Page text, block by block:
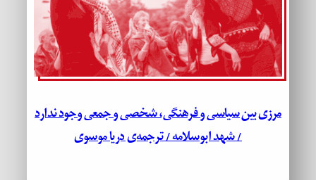
مرزی بین سیاسی و فرهنگی، شخصی و جمعی وجود ندارد
/ شهد ابوسلامه / ترجمه‌ی دریا موسوی